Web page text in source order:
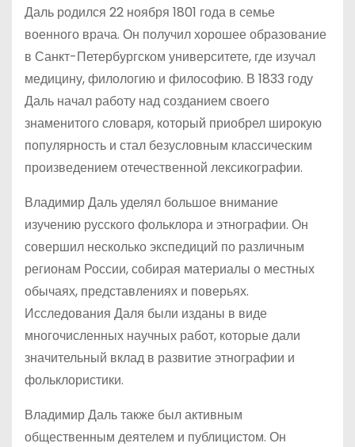
Даль родился 22 ноября 1801 года в семье
военного врача. Он получил хорошее образование
в Санкт-Петербургском университете, где изучал
медицину, филологию и философию. В 1833 году
Даль начал работу над созданием своего
знаменитого словаря, который приобрел широкую
популярность и стал безусловным классическим
произведением отечественной лексикографии.
Владимир Даль уделял большое внимание
изучению русского фольклора и этнографии. Он
совершил несколько экспедиций по различным
регионам России, собирая материалы о местных
обычаях, представлениях и поверьях.
Исследования Даля были изданы в виде
многочисленных научных работ, которые дали
значительный вклад в развитие этнографии и
фольклористики.
Владимир Даль также был активным
общественным деятелем и публицистом. Он